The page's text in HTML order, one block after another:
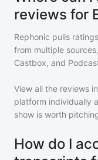
reviews for
Rephonic pulls
from multiple
Castbox, and
View all the reviews
platform individually
show is worth
How do I